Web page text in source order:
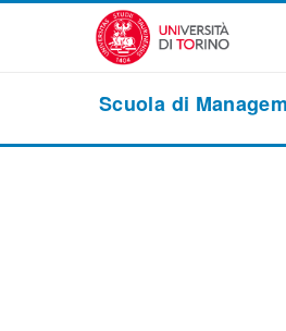
Vai al contenuto principale
Scuola di